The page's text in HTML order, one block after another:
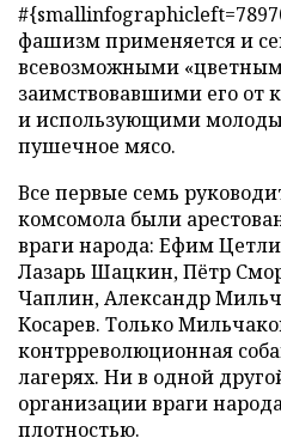
фашизм применяется и
всевозможными
заимствовавшими его от
и использующими
пушечное мясо.
Все первые семь
комсомола были
враги народа: Ефим
Лазарь Шацкин, Пётр
Чаплин, Александр
Косарев. Только
контрреволюционная
лагерях. Ни в одной
организации враги
плотностью.